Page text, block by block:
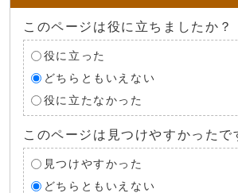
このページは役に立ちましたか？
役に立った
どちらともいえない
役に立たなかった
このページは見つけやすかったで
見つけやすかった
どちらともいえない